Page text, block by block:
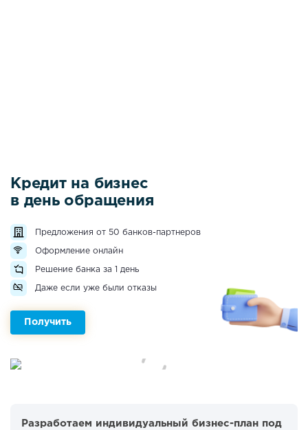
Кредит на бизнес
в день обращения
Предложения от 50 банков-партнеров
Оформление онлайн
Решение банка за 1 день
Даже если уже были отказы
Получить
Разработаем индивидуальный бизнес-план под